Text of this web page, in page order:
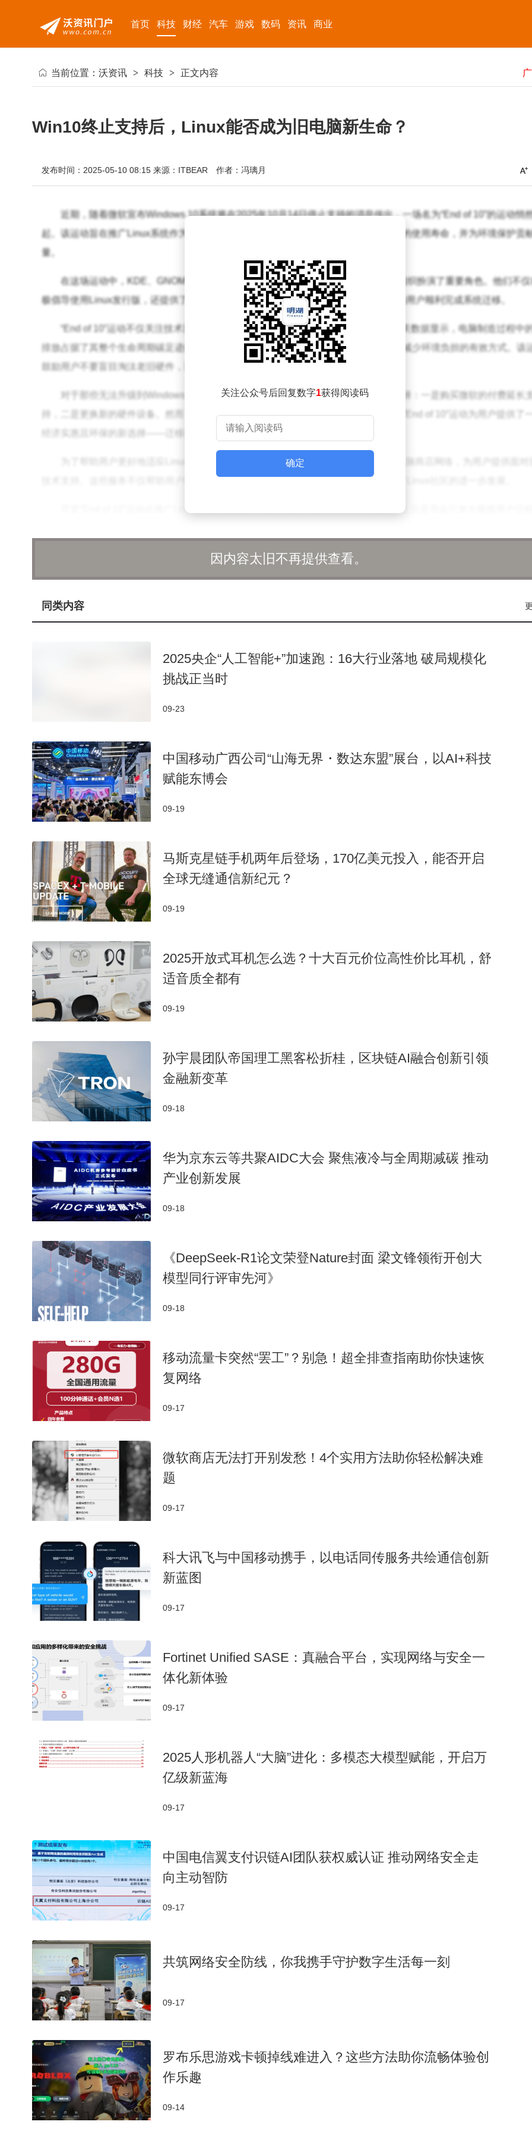
首页 科技 财经 汽车 游戏 数码 资讯 商业
当前位置： 沃资讯 > 科技 > 正文内容
Win10终止支持后，Linux能否成为旧电脑新生命？
发布时间：2025-05-10 08:15 来源：ITBEAR 作者：冯璃月
近期，随着微软宣布Windows 10系统将在2025年10月14日停止支持的消息传出，一场名为“End of 10”的运动悄
起。该运动旨在推广Linux系统作为Windows 10的可持续替代方案，旨在延长老旧设备的使用寿命，并为环境保护贡
量。
在这场运动中，KDE、GNOME等开源项目以及欧洲自由软件基金会（FSFE）等组织扮演了重要角色。他们不
极倡导使用Linux发行版，还提供了从Windows 10向Linux过渡的详尽资源和指导，帮助用户顺利完成系统迁移。
“End of 10”运动不仅关注技术层面的替代，更将焦点放在了可持续性发展上。据相关数据显示，电脑制造过程中
排放占据了其整个生命周期碳足迹的75%以上。因此，延长设备的使用寿命成为了一种减少环境负担的有效方式。该
鼓励用户不要盲目淘汰老旧硬件，而是充分发挥其剩余价值。
对于那些无法升级到Windows 11的Windows 10设备用户而言，他们面临着两种选择：一是购买微软的付费延长
持，二是更换新的硬件设备。然而，硬件升级的高昂成本往往让用户望而却步。此时，“End of 10”运动为用户提供了
经济实惠且环保的新选择——迁移到Linux系统。
为了帮助用户更好地适应Linux环境，“End of 10”运动还建立了维修咖啡馆和独立电脑商店网络，为用户提供面对
尽管“End of 10”运动在推广Linux系统方面取得了显著成效，但Windows 10支持终止后是否会引发大规模用户迁
关注公众号后回复数字1获得阅读码
确定
因内容太旧不再提供查看。
同类内容
2025央企“人工智能+”加速跑：16大行业落地 破局规模化
挑战正当时
09-23
中国移动广西公司“山海无界・数达东盟”展台，以AI+科技
赋能东博会
09-19
马斯克星链手机两年后登场，170亿美元投入，能否开启
全球无缝通信新纪元？
09-19
2025开放式耳机怎么选？十大百元价位高性价比耳机，舒
适音质全都有
09-19
孙宇晨团队帝国理工黑客松折桂，区块链AI融合创新引领
金融新变革
09-18
​华为京东云等共聚AIDC大会 聚焦液冷与全周期减碳 推动
产业创新发展​
09-18
《DeepSeek-R1论文荣登Nature封面 梁文锋领衔开创大
模型同行评审先河》
09-18
移动流量卡突然“罢工”？别急！超全排查指南助你快速恢
复网络
09-17
微软商店无法打开别发愁！4个实用方法助你轻松解决难
题
09-17
科大讯飞与中国移动携手，以电话同传服务共绘通信创新
新蓝图
09-17
Fortinet Unified SASE：真融合平台，实现网络与安全一
体化新体验
09-17
2025人形机器人“大脑”进化：多模态大模型赋能，开启万
亿级新蓝海
09-17
中国电信翼支付识链AI团队获权威认证 推动网络安全走
向主动智防
09-17
共筑网络安全防线，你我携手守护数字生活每一刻
09-17
罗布乐思游戏卡顿掉线难进入？这些方法助你流畅体验创
作乐趣
09-14